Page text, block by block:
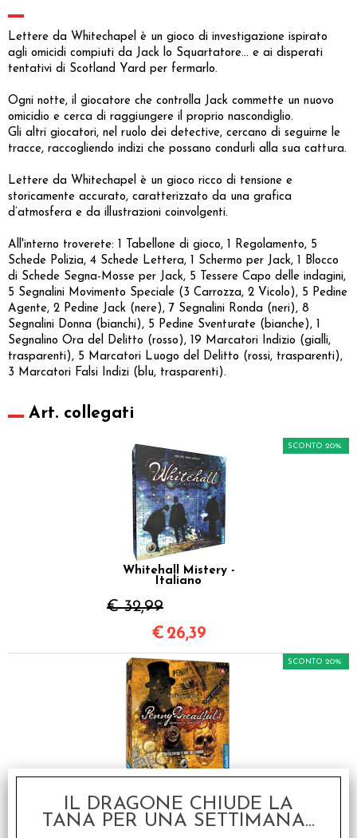
Lettere da Whitechapel è un gioco di investigazione ispirato
agli omicidi compiuti da Jack lo Squartatore... e ai disperati
tentativi di Scotland Yard per fermarlo.
Ogni notte, il giocatore che controlla Jack commette un nuovo
omicidio e cerca di raggiungere il proprio nascondiglio.
Gli altri giocatori, nel ruolo dei detective, cercano di seguirne le
tracce, raccogliendo indizi che possano condurli alla sua cattura.
Lettere da Whitechapel è un gioco ricco di tensione e
storicamente accurato, caratterizzato da una grafica
d’atmosfera e da illustrazioni coinvolgenti.
All'interno troverete: 1 Tabellone di gioco, 1 Regolamento, 5
Schede Polizia, 4 Schede Lettera, 1 Schermo per Jack, 1 Blocco
di Schede Segna-Mosse per Jack, 5 Tessere Capo delle indagini,
5 Segnalini Movimento Speciale (3 Carrozza, 2 Vicolo), 5 Pedine
Agente, 2 Pedine Jack (nere), 7 Segnalini Ronda (neri), 8
Segnalini Donna (bianchi), 5 Pedine Sventurate (bianche), 1
Segnalino Ora del Delitto (rosso), 19 Marcatori Indizio (gialli,
trasparenti), 5 Marcatori Luogo del Delitto (rossi, trasparenti),
3 Marcatori Falsi Indizi (blu, trasparenti).
Art. collegati
Whitehall Mistery -
Italiano
€ 32,99
SCONTO 20%
€ 26,39
Orrori di Londra
€ 49,99
SCONTO 20%
IL DRAGONE CHIUDE LA
TANA PER UNA SETTIMANA...